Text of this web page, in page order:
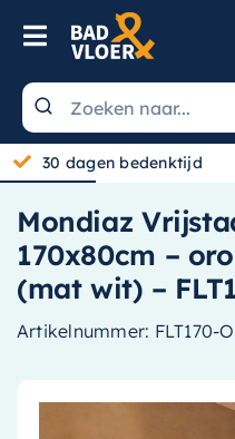
Skip to content
Toggle
Wastafels
Toiletten
Spiegels
Kranen
Douche
30 dagen bedenktijd
Mondiaz
170x80cm –
(mat wit) –
Artikelnummer: FLT170-